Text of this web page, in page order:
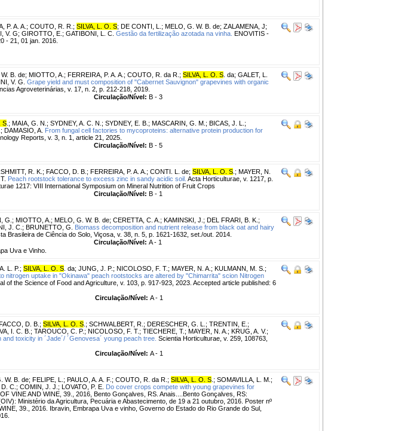
P. A. A. ; COUTO, R. R. ; SILVA, L. O. S; DE CONTI, L. ; MELO, G. W. B. de; ZALAMENA, J;
V. G; GIROTTO, E. ; GATIBONI, L. C. Gestão da fertilização azotada na vinha. ENOVITIS -
- 21, 01 jan. 2016.
B. de; MIOTTO, A. ; FERREIRA, P. A. A. ; COUTO, R. da R. ; SILVA, L. O. S . da; GALET, L.
V. G. Grape yield and must composition of "Cabernet Sauvignon" grapevines with organic
Agroveterinárias, v. 17, n. 2, p. 212-218, 2019.
Circulação/Nível: B - 3
S ; MAIA, G. N. ; SYDNEY, A. C. N. ; SYDNEY, E. B. ; MASCARIN, G. M. ; BICAS, J. L. ;
; DAMASIO, A. From fungal cell factories to mycoproteins: alternative protein production for
Reports, v. 3, n. 1, article 21, 2025.
Circulação/Nível: B - 5
R. K. ; FACCO, D. B. ; FERREIRA, P. A. A. ; CONTI. L. de; SILVA, L. O. S ; MAYER, N.
Peach rootstock tolerance to excess zinc in sandy acidic soil. Acta Horticulturae, v. 1217, p.
1217: VIII International Symposium on Mineral Nutrition of Fruit Crops
Circulação/Nível: B - 1
G. ; MIOTTO, A. ; MELO, G. W. B. de; CERETTA, C. A. ; KAMINSKI, J. ; DEL FRARI, B. K. ;
J. C. ; BRUNETTO, G.
Biomass decomposition and nutrient release from black oat and hairy
Brasileira de Ciência do Solo, Viçosa, v. 38, n. 5, p. 1621-1632, set./out. 2014.
Circulação/Nível: A - 1
Uva e Vinho.
L. P. ; SILVA, L. O. S . da; JUNG, J. P. ; NICOLOSO, F. T. ; MAYER, N. A. ; KULMANN, M. S. ;
nitrogen uptake in "Okinawa" peach rootstocks are altered by "Chimarrita" scion Nitrogen
of the Science of Food and Agriculture, v. 103, p. 917-923, 2023. Accepted article published: 6
Circulação/Nível: A - 1
D. B. ; SILVA, L. O. S ; SCHWALBERT, R. ; DERESCHER, G. L. ; TRENTIN, E. ;
I. C. B. ; TAROUCO, C. P. ; NICOLOSO, F. T. ; TIECHERE, T. ; MAYER, N. A. ; KRUG, A. V.;
toxicity in ´Jade´/ ´Genovesa´ young peach tree. Scientia Horticulturae, v. 259, 108763,
Circulação/Nível: A - 1
W. B. de; FELIPE, L. ; PAULO, A. A. F. ; COUTO, R. da R. ; SILVA, L. O. S ; SOMAVILLA, L. M. ;
C. ; COMIN, J. J. ; LOVATO, P. E. Do cover crops compete with young grapevines for
VINE AND WINE, 39., 2016, Bento Gonçalves, RS. Anais....Bento Gonçalves, RS:
Ministério da Agricultura, Pecuária e Abastecimento, de 19 a 21 outubro, 2016. Poster nº
39., 2016. Ibravin, Embrapa Uva e vinho, Governo do Estado do Rio Grande do Sul,